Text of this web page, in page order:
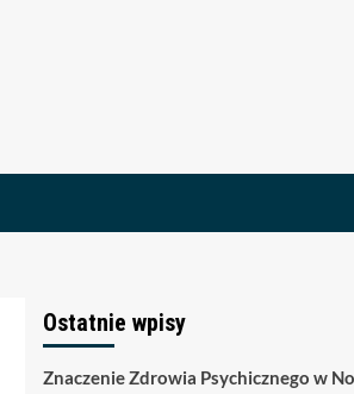
Ostatnie wpisy
Znaczenie Zdrowia Psychicznego w